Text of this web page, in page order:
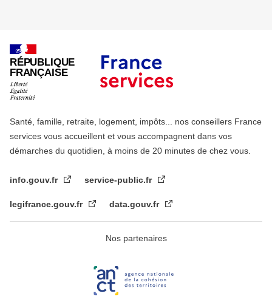
RÉPUBLIQUE
FRANÇAISE
Santé, famille, retraite, logement, impôts... nos conseillers France
services vous accueillent et vous accompagnent dans vos
démarches du quotidien, à moins de 20 minutes de chez vous.
info.gouv.fr service-public.fr
legifrance.gouv.fr data.gouv.fr
Nos partenaires